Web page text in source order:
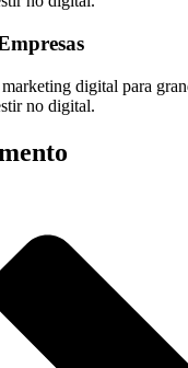
digital para
no digital.